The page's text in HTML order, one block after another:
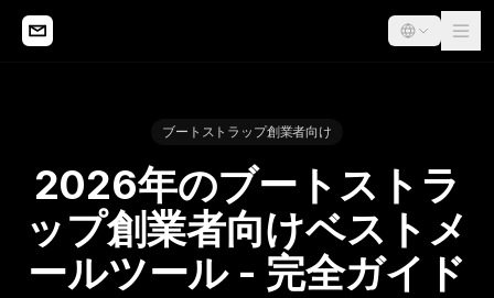
ブートストラップ創業者向け
2026年のブートストラ
ップ創業者向けベストメ
ールツール - 完全ガイド